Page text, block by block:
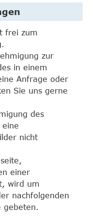
frei zum
zur
in einem
Anfrage oder
Sie uns gerne
des
eine
nicht
einer
wird um
nachfolgenden
gebeten.